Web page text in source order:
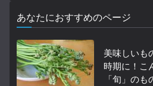
あなたにおすすめのページ
美味しいも
時期に！こ
「旬」の